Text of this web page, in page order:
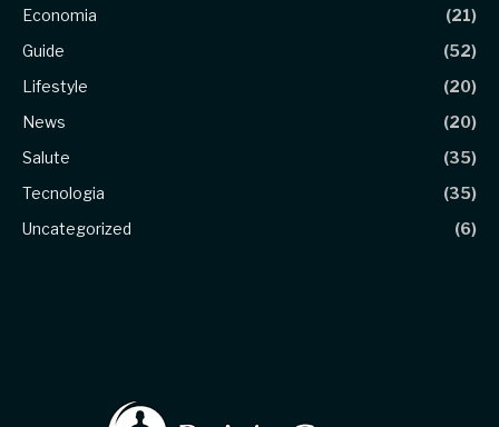
Economia
(21)
Guide
(52)
Lifestyle
(20)
News
(20)
Salute
(35)
Tecnologia
(35)
Uncategorized
(6)